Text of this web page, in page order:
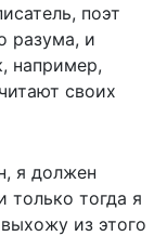
поэт
разума, и
например,
своих
я должен
только тогда я
из этого